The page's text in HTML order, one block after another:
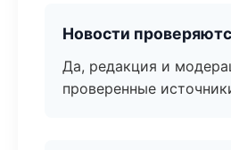
Новости
Да, редакция и
проверенные